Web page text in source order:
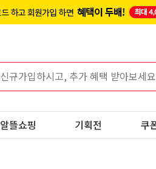
알뜰쇼핑 기획전 쿠